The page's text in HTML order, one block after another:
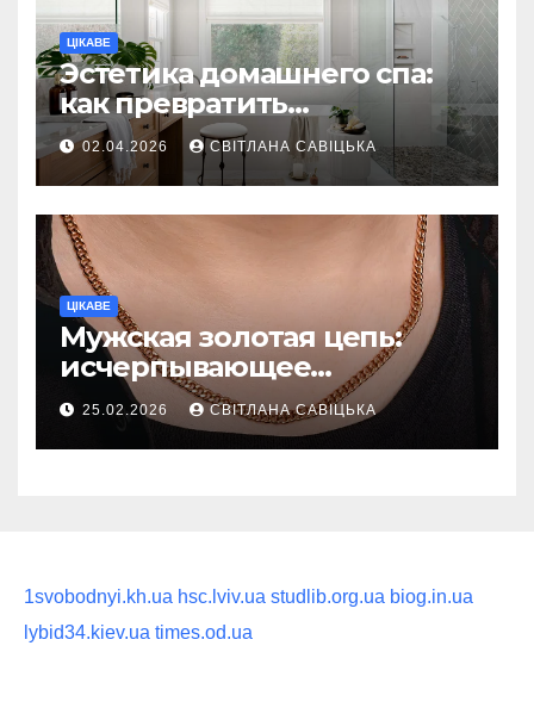
ЦІКАВЕ
Эстетика домашнего спа:
как превратить
ежедневную гигиену в
восстанавливающий
ритуал
02.04.2026 СВІТЛАНА САВІЦЬКА
ЦІКАВЕ
Мужская золотая цепь:
исчерпывающее
руководство по выбору
статусного украшения
25.02.2026 СВІТЛАНА САВІЦЬКА
1svobodnyi.kh.ua hsc.lviv.ua studlib.org.ua biog.in.ua
lybid34.kiev.ua times.od.ua